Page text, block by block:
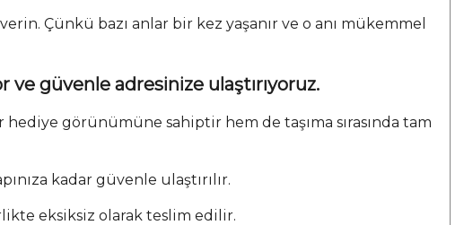
Çünkü bazı anlar bir kez yaşanır ve o anı mükemmel
güvenle adresinize ulaştırıyoruz.
görünümüne sahiptir hem de taşıma sırasında tam
kadar güvenle ulaştırılır.
eksiksiz olarak teslim edilir.